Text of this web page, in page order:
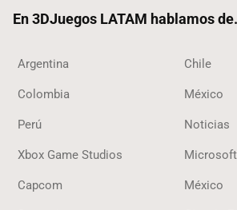
En 3DJuegos LATAM hablamos
Argentina Chile
Colombia México
Perú Noticias
Xbox Game Studios Microsoft
Capcom México